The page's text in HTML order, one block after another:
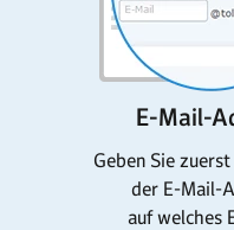
E-Mail-
Geben Sie
der E-Mail-
auf welches